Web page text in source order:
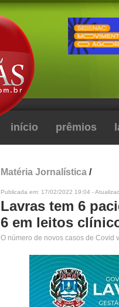
início prêmios
Matéria Jornalística /
Publicada em: 17/02/2022 19:04 -
Lavras tem 6
6 em leitos
O número de novos casos de Covid